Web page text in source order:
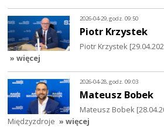
2026-04-29, godz. 09:50
Piotr Krzystek
Piotr Krzystek
» więcej
2026-04-28, godz. 09:03
Mateusz Bobek
Mateusz Bobek
Międzyzdroje » więcej